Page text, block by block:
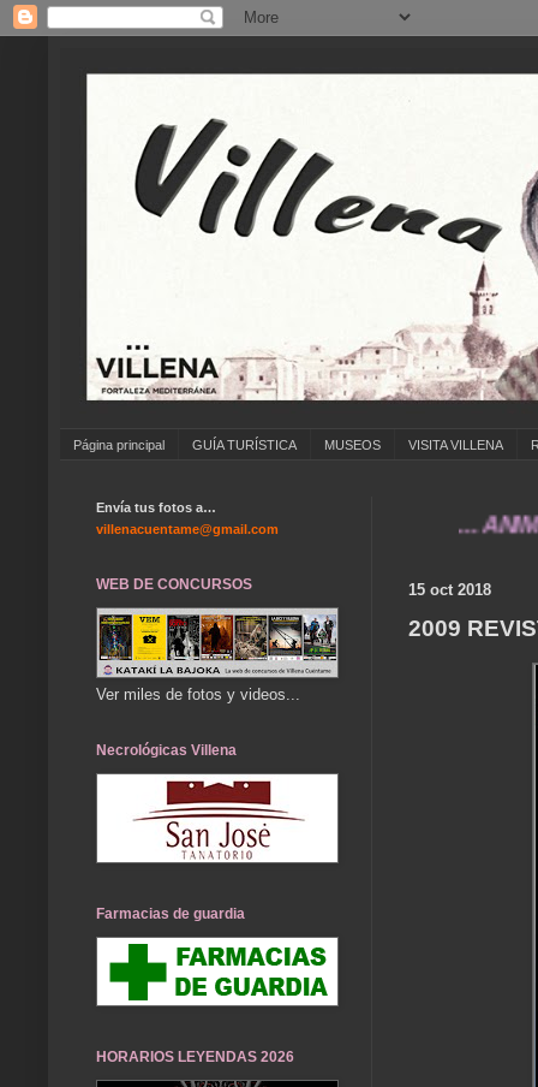
Página principal GUÍA TURÍSTICA MUSEOS VISITA VILLENA
... ANÍMATE
15 oct 2018
2009
Envía tus fotos a…
villenacuentame@gmail.com
WEB DE CONCURSOS
Ver miles de fotos y videos...
Necrológicas Villena
Farmacias de guardia
HORARIOS LEYENDAS 2026